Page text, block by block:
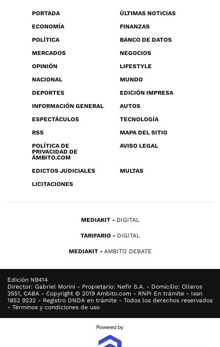
PORTADA
ÚLTIMAS NOTICIAS
ECONOMÍA
FINANZAS
POLÍTICA
BANCO DE DATOS
MERCADOS
NEGOCIOS
OPINIÓN
LIFESTYLE
NACIONAL
MUNDO
DEPORTES
EDICIÓN IMPRESA
INFORMACIÓN GENERAL
AUTOS
ESPECTÁCULOS
TECNOLOGÍA
RSS
MAPA DEL SITIO
POLÍTICA DE
PRIVACIDAD DE
ÁMBITO.COM
AVISO LEGAL
EDICTOS JUDICIALES
MULTAS
LICITACIONES
MEDIAKIT DIGITAL
TARIFARIO DIGITAL
MEDIAKIT AMBITO DEBATE
Edición N9414
Director: Gabriel Morini - Propietario: Nefir S.A. - Domicilio: Olleros
3551, CABA - Copyright © 2019 Ambito.com - RNPI En trámite - Issn
1852 9232 - Registro DNDA en trámite - Todos los derechos reservados
- Términos y condiciones de uso